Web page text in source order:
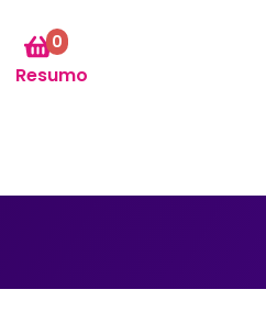
0
Resumo